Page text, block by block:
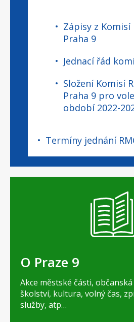
O Praze 9
Akce městské části,
školství, kultura, volný čas,
služby, atp…
Zápisy z Komisí
Praha 9
Jednací řád
Složení Komisí
Praha 9 pro
období 2022-
Termíny jednání